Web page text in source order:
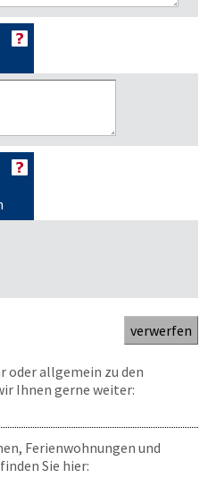
oder allgemein zu den
Ihnen gerne weiter:
Ferienwohnungen und
Sie hier: